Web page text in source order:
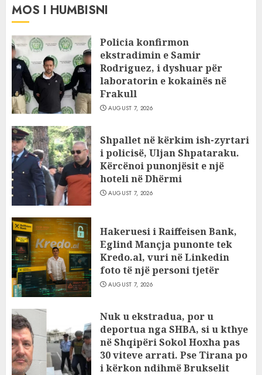
MOS I HUMBISNI
Policia konfirmon
ekstradimin e Samir
Rodriguez, i dyshuar për
laboratorin e kokainës në
Frakull
AUGUST 7, 2026
Shpallet në kërkim ish-zyrtari
i policisë, Uljan Shpataraku.
Kërcënoi punonjësit e një
hoteli në Dhërmi
AUGUST 7, 2026
Hakeruesi i Raiffeisen Bank,
Eglind Mançja punonte tek
Kredo.al, vuri në Linkedin
foto të një personi tjetër
AUGUST 7, 2026
Nuk u ekstradua, por u
deportua nga SHBA, si u kthye
në Shqipëri Sokol Hoxha pas
30 viteve arrati. Pse Tirana po
i kërkon ndihmë Brukselit